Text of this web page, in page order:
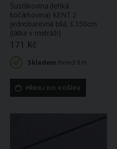
Šusťákovina (lehká
kočárkovina) KENT 2
jednobarevná bílá, š.150cm
(látka v metráži)
171 Kč
Skladem ihned 9 m
PŘIDEJ DO KOŠÍKU
244 Kč